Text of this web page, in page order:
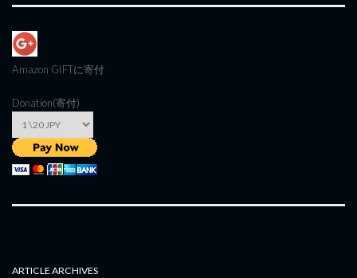
Amazon GIFTに寄付
Donation(寄付)
ARTICLE ARCHIVES